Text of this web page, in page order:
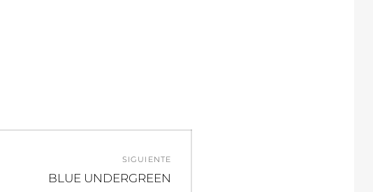
SIGUIENTE
Entrada
BLUE UNDERGREEN